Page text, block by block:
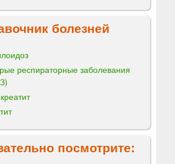
болезней
респираторные заболевания
посмотрите: